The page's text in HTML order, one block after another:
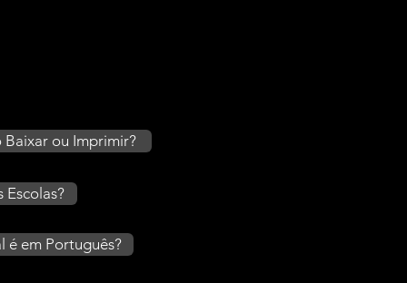
Baixar ou Imprimir?
Escolas?
é em Português?